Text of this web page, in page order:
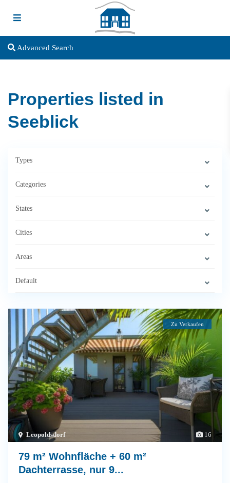
Advanced Search
Properties listed in
Seeblick
Types
Categories
States
Cities
Areas
Default
16
Leopoldsdorf
Zu Verkaufen
79 m² Wohnfläche + 60 m²
Dachterrasse, nur 9...